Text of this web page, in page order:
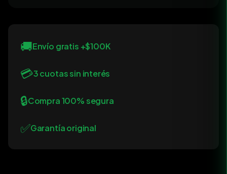
🚚Envío gratis +$100K
💳3 cuotas sin interés
🔒Compra 100% segura
✅Garantía original